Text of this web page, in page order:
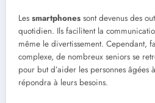
Les smartphones sont devenus des
quotidien. Ils facilitent la
même le divertissement. Cependant,
complexe, de nombreux seniors se
pour but d’aider les personnes âgées
répondra à leurs besoins.